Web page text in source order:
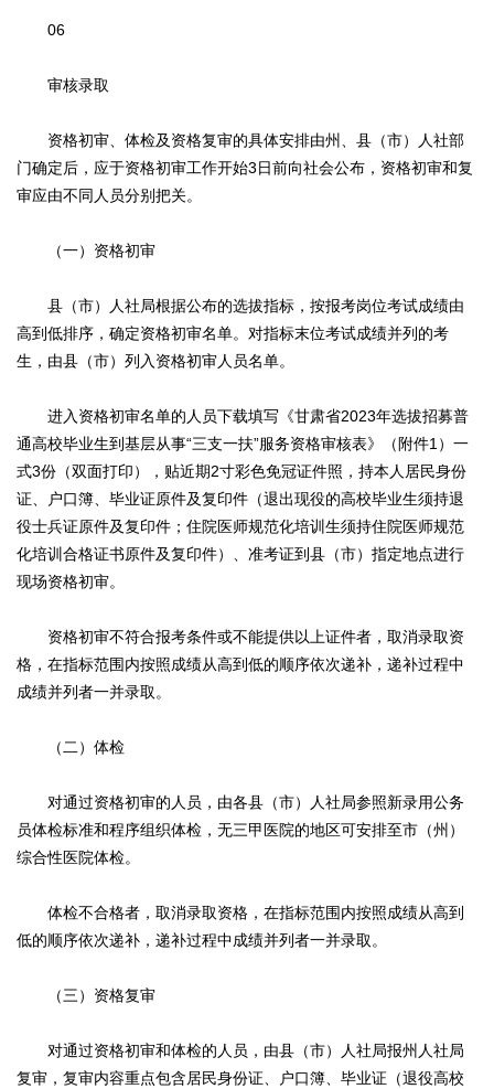
06
审核录取
资格初审、体检及资格复审的具体安排由州、县（市）人社部
门确定后，应于资格初审工作开始3日前向社会公布，资格初审和复
审应由不同人员分别把关。
（一）资格初审
县（市）人社局根据公布的选拔指标，按报考岗位考试成绩由
高到低排序，确定资格初审名单。对指标末位考试成绩并列的考
生，由县（市）列入资格初审人员名单。
进入资格初审名单的人员下载填写《甘肃省2023年选拔招募普
通高校毕业生到基层从事“三支一扶”服务资格审核表》（附件1）一
式3份（双面打印），贴近期2寸彩色免冠证件照，持本人居民身份
证、户口簿、毕业证原件及复印件（退出现役的高校毕业生须持退
役士兵证原件及复印件；住院医师规范化培训生须持住院医师规范
化培训合格证书原件及复印件）、准考证到县（市）指定地点进行
现场资格初审。
资格初审不符合报考条件或不能提供以上证件者，取消录取资
格，在指标范围内按照成绩从高到低的顺序依次递补，递补过程中
成绩并列者一并录取。
（二）体检
对通过资格初审的人员，由各县（市）人社局参照新录用公务
员体检标准和程序组织体检，无三甲医院的地区可安排至市（州）
综合性医院体检。
体检不合格者，取消录取资格，在指标范围内按照成绩从高到
低的顺序依次递补，递补过程中成绩并列者一并录取。
（三）资格复审
对通过资格初审和体检的人员，由县（市）人社局报州人社局
复审，复审内容重点包含居民身份证、户口簿、毕业证（退役高校